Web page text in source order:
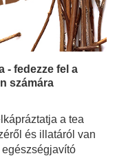
- fedezze fel a
számára
a tea
és illatáról van